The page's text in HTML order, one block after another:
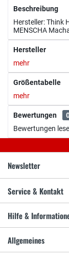
Beschreibung
Hersteller: Think
MENSCHA
Hersteller
mehr
Größentabelle
mehr
Bewertungen
Bewertungen
Newsletter
Service & Kontakt
Hilfe &
Allgemeines